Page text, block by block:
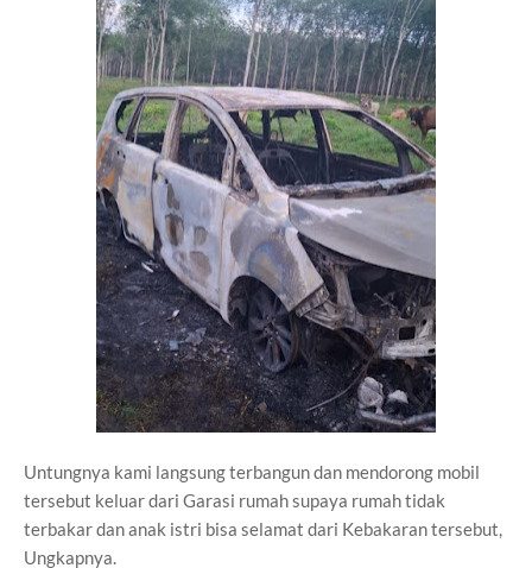
Untungnya kami langsung terbangun dan mendorong mobil
tersebut keluar dari Garasi rumah supaya rumah tidak
terbakar dan anak istri bisa selamat dari Kebakaran tersebut,
Ungkapnya.